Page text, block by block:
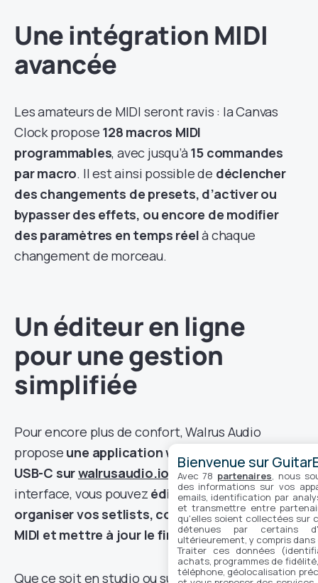
Une intégration MIDI
avancée
Les amateurs de MIDI seront ravis : la Canvas
Clock propose 128 macros MIDI
programmables, avec jusqu’à 15 commandes
par macro. Il est ainsi possible de déclencher
des changements de presets, d’activer ou
bypasser des effets, ou encore de modifier
des paramètres en temps réelà chaque
changement de morceau.
Un éditeur en ligne
pour une gestion
simplifiée
Pour encore plus de confort, Walrus Audio
propose une application web accessible via
USB-C surwalrusaudio.io Depuis cette
interface, vous pouvez éditer vos morceaux,
organiser vos setlists, configurer les macros
MIDI et mettre à jour le firmware.
Que ce soit en studio ou surtout sur scène, la
Bienvenue sur
Avec 78 partenaires, nous
des informations sur vos
emails, identification par
et transmettre entre
qu'elles soient collectées sur
détenues par certains
ultérieurement, y compris
Traiter ces données
achats, programmes de
téléphone, géolocalisation